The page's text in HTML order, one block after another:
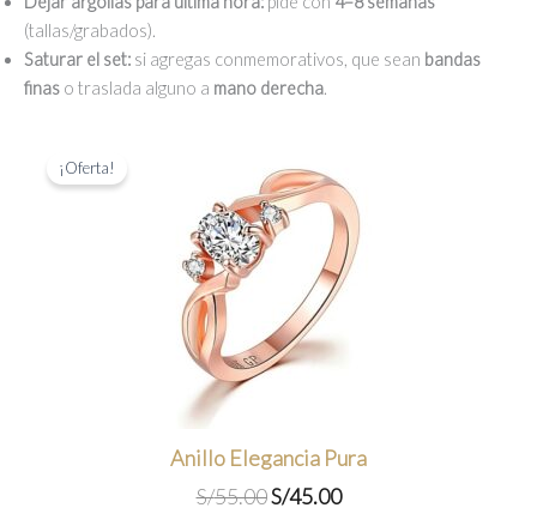
(tallas/grabados).
Saturar el set: si agregas conmemorativos, que sean bandas
finas o traslada alguno a mano derecha.
¡Oferta!
Anillo Elegancia Pura
S/55.00El
S/45.00El